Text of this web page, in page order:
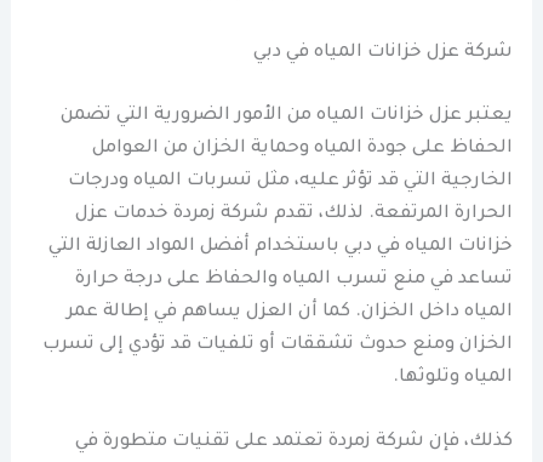
شركة عزل خزانات المياه في دبي
يعتبر عزل خزانات المياه من الأمور الضرورية التي تضمن
الحفاظ على جودة المياه وحماية الخزان من العوامل
الخارجية التي قد تؤثر عليه، مثل تسربات المياه ودرجات
الحرارة المرتفعة. لذلك، تقدم شركة زمردة خدمات عزل
خزانات المياه في دبي باستخدام أفضل المواد العازلة التي
تساعد في منع تسرب المياه والحفاظ على درجة حرارة
المياه داخل الخزان. كما أن العزل يساهم في إطالة عمر
الخزان ومنع حدوث تشققات أو تلفيات قد تؤدي إلى تسرب
المياه وتلوثها.
كذلك، فإن شركة زمردة تعتمد على تقنيات متطورة في